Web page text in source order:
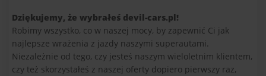
Dziękujemy, że wybrałeś devil-cars.pl!
Robimy wszystko, co w naszej mocy, by zapewnić Ci jak
najlepsze wrażenia z jazdy naszymi superautami.
Niezależnie od tego, czy jesteś naszym wieloletnim klientem,
czy też skorzystałeś z naszej oferty dopiero pierwszy raz,